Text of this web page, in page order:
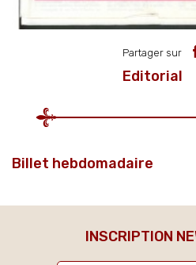
Partager sur
Editorial
Billet hebdomadaire
INSCRIPTION